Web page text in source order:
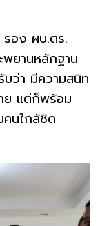
รอง ผบ.ตร.
พยานหลักฐาน
ว่า มีความสนิท
ย แต่ก็พร้อม
คนใกล้ชิด